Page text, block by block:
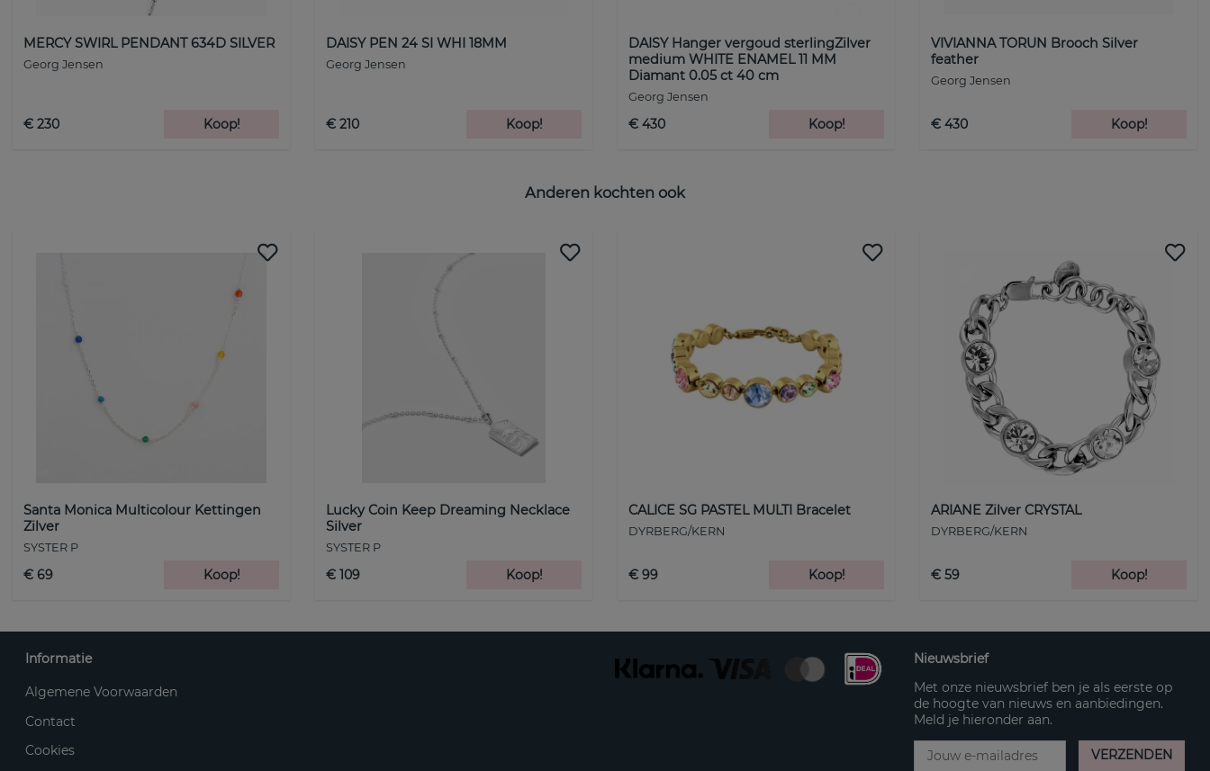
MERCY SWIRL PENDANT 634D SILVER
Georg Jensen
€ 230 Koop!
DAISY PEN 24 SI WHI 18MM
Georg Jensen
€ 210 Koop!
DAISY Hanger vergoud sterlingZilver
medium WHITE ENAMEL 11 MM
Diamant 0.05 ct 40 cm
Georg Jensen
€ 430 Koop!
VIVIANNA TORUN Brooch Silver
feather
Georg Jensen
€ 430 Koop!
Anderen kochten ook
Santa Monica Multicolour Kettingen
Zilver
SYSTER P
€ 69 Koop!
Lucky Coin Keep Dreaming Necklace
Silver
SYSTER P
€ 109 Koop!
CALICE SG PASTEL MULTI Bracelet
DYRBERG/KERN
€ 99 Koop!
ARIANE Zilver CRYSTAL
DYRBERG/KERN
€ 59 Koop!
Informatie
Algemene Voorwaarden
Contact
Cookies
Nieuwsbrief
Met onze nieuwsbrief ben je als eerste op
de hoogte van nieuws en aanbiedingen.
Meld je hieronder aan.
VERZENDEN